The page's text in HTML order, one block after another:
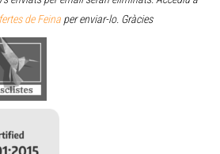
de Feina per enviar-lo. Gràcies